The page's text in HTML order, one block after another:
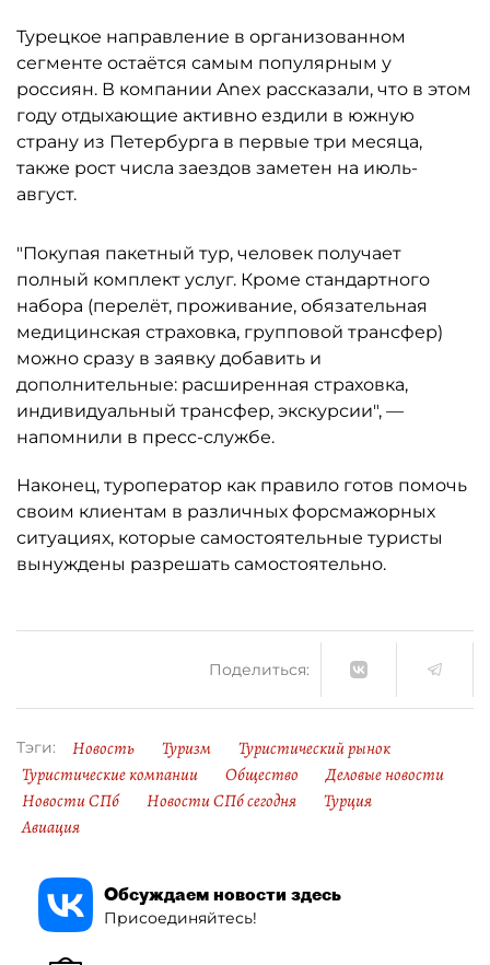
Турецкое направление в организованном
сегменте остаётся самым популярным у
россиян. В компании Anex рассказали, что в этом
году отдыхающие активно ездили в южную
страну из Петербурга в первые три месяца,
также рост числа заездов заметен на июль-
август.
"Покупая пакетный тур, человек получает
полный комплект услуг. Кроме стандартного
набора (перелёт, проживание, обязательная
медицинская страховка, групповой трансфер)
можно сразу в заявку добавить и
дополнительные: расширенная страховка,
индивидуальный трансфер, экскурсии", —
напомнили в пресс-службе.
Наконец, туроператор как правило готов помочь
своим клиентам в различных форсмажорных
ситуациях, которые самостоятельные туристы
вынуждены разрешать самостоятельно.
Поделиться:
Тэги: Новость Туризм
Туристический рынок
Туристические компании
Общество
Деловые новости
Новости СПб
Новости СПб сегодня
Турция
Авиация
Обсуждаем новости здесь
Присоединяйтесь!